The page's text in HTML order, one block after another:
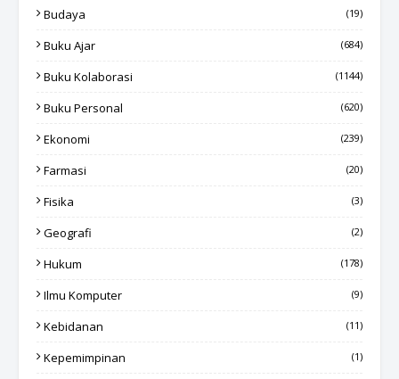
Budaya (19)
Buku Ajar (684)
Buku Kolaborasi (1144)
Buku Personal (620)
Ekonomi (239)
Farmasi (20)
Fisika (3)
Geografi (2)
Hukum (178)
Ilmu Komputer (9)
Kebidanan (11)
Kepemimpinan (1)